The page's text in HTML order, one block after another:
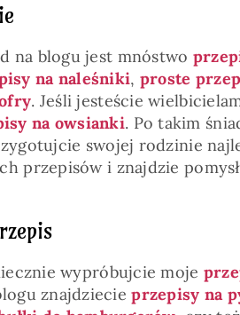
na blogu jest mnóstwo
na naleśniki, proste
. Jeśli jesteście
na owsianki. Po takim
swojej rodzinie
przepisów i znajdzie
wypróbujcie moje
znajdziecieprzepisy na